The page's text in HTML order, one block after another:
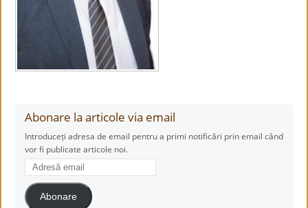
Abonare la articole via email
Introduceți adresa de email pentru a primi notificări prin email când
vor fi publicate articole noi.
Adresă
email
Abonare